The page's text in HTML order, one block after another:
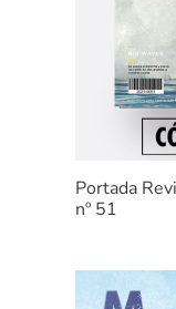
Portada
nº 51